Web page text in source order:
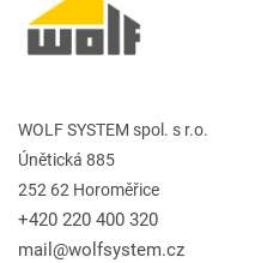
WOLF SYSTEM spol. s r.o.
Únětická 885
252 62 Horoměřice
+420 220 400 320
mail@wolfsystem.cz